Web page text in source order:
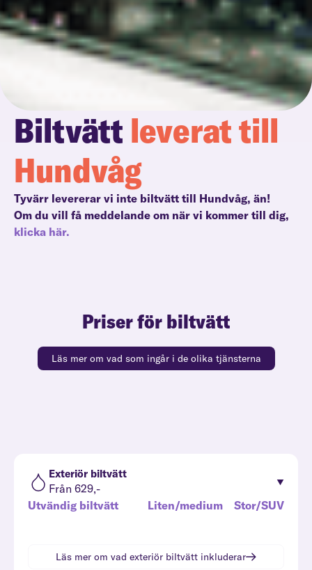
Biltvätt leverat till
Hundvåg
Tyvärr levererar vi inte biltvätt till Hundvåg, än!
Om du vill få meddelande om när vi kommer till dig,
klicka här.
Priser för biltvätt
Läs mer om vad som ingår i de olika tjänsterna
Exteriör biltvätt
Från 629,-
Utvändig biltvätt
Liten/medium Stor/SUV
Läs mer om vad exteriör biltvätt inkluderar